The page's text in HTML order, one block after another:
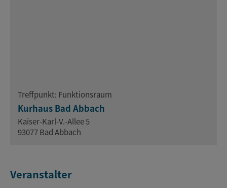
Treffpunkt: Funktionsraum
Kurhaus Bad Abbach
Kaiser-Karl-V.-Allee 5
93077 Bad Abbach
Veranstalter